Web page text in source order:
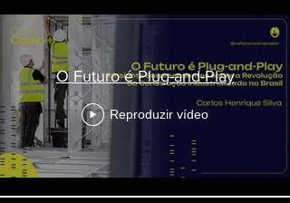
O Futuro é Plug-and-Play
Reproduzir vídeo